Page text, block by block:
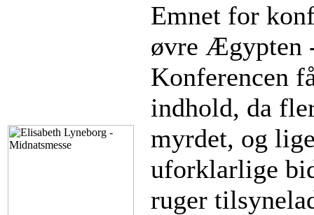
Emnet for
øvre Ægypten
Konferencen
indhold, da
myrdet, og
uforklarlige
ruger